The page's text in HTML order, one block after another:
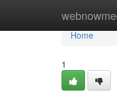
Home
Home
1